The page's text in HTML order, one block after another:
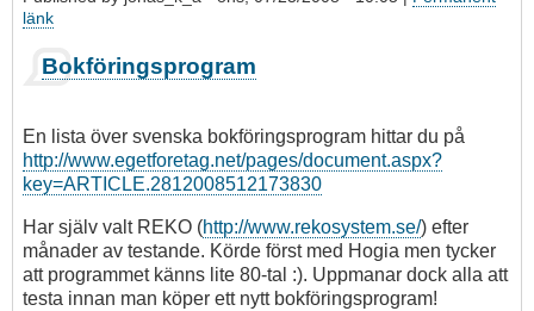
länk
Bokföringsprogram
En lista över svenska bokföringsprogram hittar du på
http://www.egetforetag.net/pages/document.aspx?
key=ARTICLE.2812008512173830
Har själv valt REKO (http://www.rekosystem.se/) efter
månader av testande. Körde först med Hogia men tycker
att programmet känns lite 80-tal :). Uppmanar dock alla att
testa innan man köper ett nytt bokföringsprogram!